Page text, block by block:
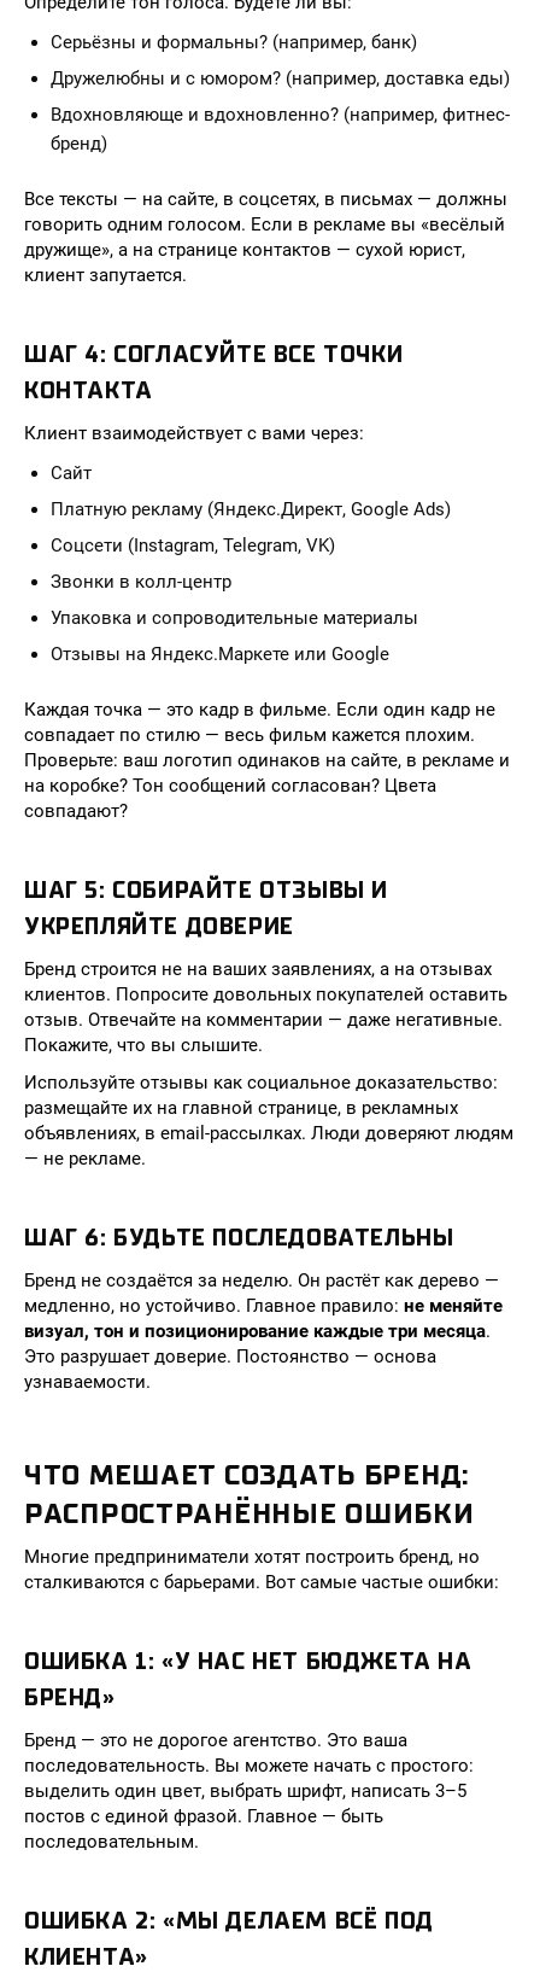
Серьёзны и формальны? (например, банк)
Дружелюбны и с юмором? (например, доставка еды)
Вдохновляюще и вдохновленно? (например, фитнес-
бренд)
Все тексты — на сайте, в соцсетях, в письмах — должны
говорить одним голосом. Если в рекламе вы «весёлый
дружище», а на странице контактов — сухой юрист,
клиент запутается.
ШАГ 4: СОГЛАСУЙТЕ ВСЕ ТОЧКИ
КОНТАКТА
Клиент взаимодействует с вами через:
Сайт
Платную рекламу (Яндекс.Директ, Google Ads)
Соцсети (Instagram, Telegram, VK)
Звонки в колл-центр
Упаковка и сопроводительные материалы
Отзывы на Яндекс.Маркете или Google
Каждая точка — это кадр в фильме. Если один кадр не
совпадает по стилю — весь фильм кажется плохим.
Проверьте: ваш логотип одинаков на сайте, в рекламе и
на коробке? Тон сообщений согласован? Цвета
совпадают?
ШАГ 5: СОБИРАЙТЕ ОТЗЫВЫ И
УКРЕПЛЯЙТЕ ДОВЕРИЕ
Бренд строится не на ваших заявлениях, а на отзывах
клиентов. Попросите довольных покупателей оставить
отзыв. Отвечайте на комментарии — даже негативные.
Покажите, что вы слышите.
Используйте отзывы как социальное доказательство:
размещайте их на главной странице, в рекламных
объявлениях, в email-рассылках. Люди доверяют людям
— не рекламе.
ШАГ 6: БУДЬТЕ ПОСЛЕДОВАТЕЛЬНЫ
Бренд не создаётся за неделю. Он растёт как дерево —
медленно, но устойчиво. Главное правило: не меняйте
визуал, тон и позиционирование каждые три месяца.
Это разрушает доверие. Постоянство — основа
узнаваемости.
ЧТО МЕШАЕТ СОЗДАТЬ БРЕНД:
РАСПРОСТРАНЁННЫЕ ОШИБКИ
Многие предприниматели хотят построить бренд, но
сталкиваются с барьерами. Вот самые частые ошибки:
ОШИБКА 1: «У НАС НЕТ БЮДЖЕТА НА
БРЕНД»
Бренд — это не дорогое агентство. Это ваша
последовательность. Вы можете начать с простого:
выделить один цвет, выбрать шрифт, написать 3–5
постов с единой фразой. Главное — быть
последовательным.
ОШИБКА 2: «МЫ ДЕЛАЕМ ВСЁ ПОД
КЛИЕНТА»